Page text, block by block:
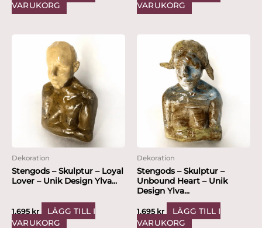
VARUKORG
VARUKORG
Dekoration
Stengods – Skulptur – Loyal
Lover – Unik Design Ylva...
1,695 kr
LÄGG TILL I
VARUKORG
Dekoration
Stengods – Skulptur –
Unbound Heart – Unik
Design Ylva...
1,695 kr
LÄGG TILL I
VARUKORG